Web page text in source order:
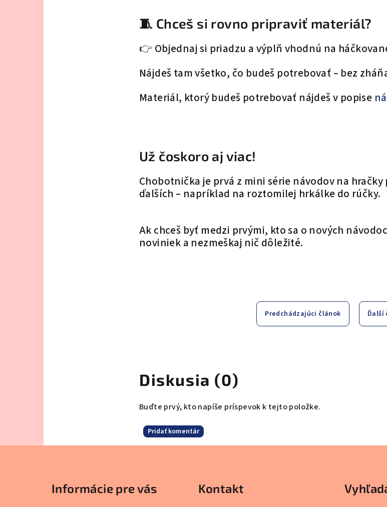
🧵 Chceš si rovno pripraviť materiál?
👉 Objednaj si priadzu a výplň vhodnú na
Nájdeš tam všetko, čo budeš potrebovať – bez
Materiál, ktorý budeš potrebovať nájdeš v popise
Už čoskoro aj viac!
Chobotnička je prvá z mini série návodov na
ďalších – napríklad na roztomilej hrkálke do rúčky.
Ak chceš byť medzi prvými, kto sa o nových
noviniek a nezmeškaj nič dôležité.
Predchádzajúci článok Ďalší
Diskusia (0)
Buďte prvý, kto napíše príspevok k tejto položke.
Pridať komentár
Informácie pre vás Kontakt